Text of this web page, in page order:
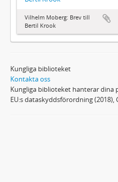
Vilhelm Moberg: Brev till
Bertil Krook
Kungliga biblioteket
Kontakta oss
Kungliga biblioteket hanterar dina
EU:s dataskyddsförordning (2018),